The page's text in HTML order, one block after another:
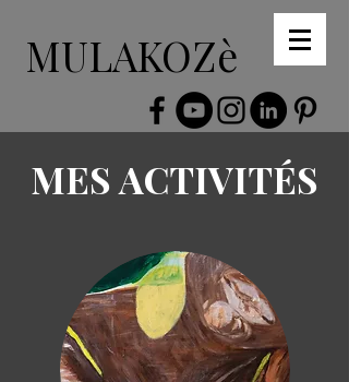
MULAKOZè
MES ACTIVITÉS